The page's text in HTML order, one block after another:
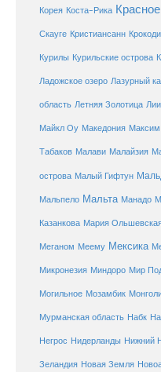
Корея Коста-Рика
Скауге Кристиансанн
Курилы Курильские острова
Ладожское озеро Лазурный
область Летняя Золотица
Майкл Оу Македония Максим
Табаков Малави Малайзия
острова Малый Гифтун
Мальпело Мальта Манадо
Казанкова Мария
Меганом Меему Мексика
Микронезия Миндоро Мир
Могильное Мозамбик
Мурманская область Набк
Негрос Нидерланды Нижний
Зеландия Новая Земля